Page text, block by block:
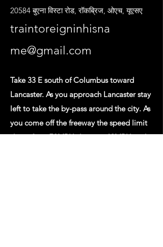
20584 बुएना विस्टा रोड, रॉकब्रिज, ओएच, यूएसए
traintoreigninhisna
me@gmail.com
Take 33 E south of Columbus toward
Lancaster. As you approach Lancaster stay
left to take the by-pass around the city. As
you come off the freeway the speed limit
drops from 70MPH down to 60MPH and